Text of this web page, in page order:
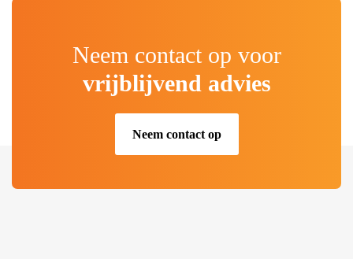
Neem contact op voor
vrijblijvend advies
Neem contact op